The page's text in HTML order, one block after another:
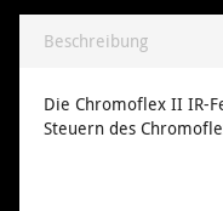
Beschreibung
Die Chromoflex II IR-
Steuern des